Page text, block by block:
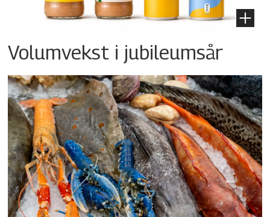
Volumvekst i jubileumsår